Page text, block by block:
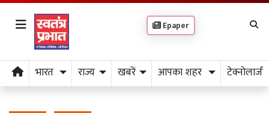
Epaper
भारत राज्य खबरें आपका शहर टेक्नोलाजी